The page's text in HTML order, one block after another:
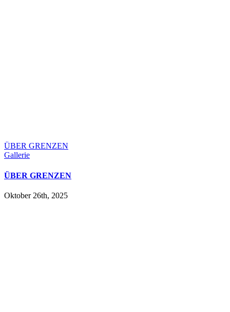
ÜBER GRENZEN
Gallerie
ÜBER GRENZEN
Oktober 26th, 2025